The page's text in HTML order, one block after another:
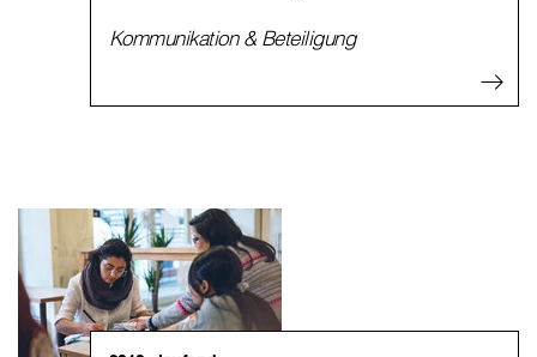
Kommunikation & Beteiligung